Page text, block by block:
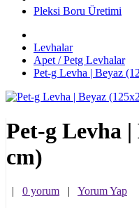
Pleksi Boru Üretimi
Levhalar
Apet / Petg Levhalar
Pet-g Levha | Beyaz
Pet-g Levha |
cm)
0 yorum
Yorum Yap